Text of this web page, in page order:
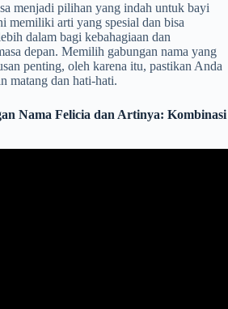
menjadi pilihan yang indah untuk bayi
memiliki arti yang spesial dan bisa
dalam bagi kebahagiaan dan
depan. Memilih gabungan nama yang
penting, oleh karena itu, pastikan Anda
matang dan hati-hati.
Nama Felicia dan Artinya: Kombinasi